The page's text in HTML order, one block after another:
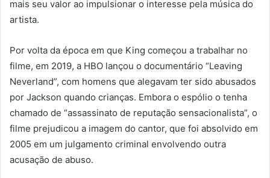
mais seu valor ao impulsionar o interesse pela música do
artista.
Por volta da época em que King começou a trabalhar no
filme, em 2019, a HBO lançou o documentário “Leaving
Neverland”, com homens que alegavam ter sido abusados
por Jackson quando crianças. Embora o espólio o tenha
chamado de “assassinato de reputação sensacionalista”, o
filme prejudicou a imagem do cantor, que foi absolvido em
2005 em um julgamento criminal envolvendo outra
acusação de abuso.